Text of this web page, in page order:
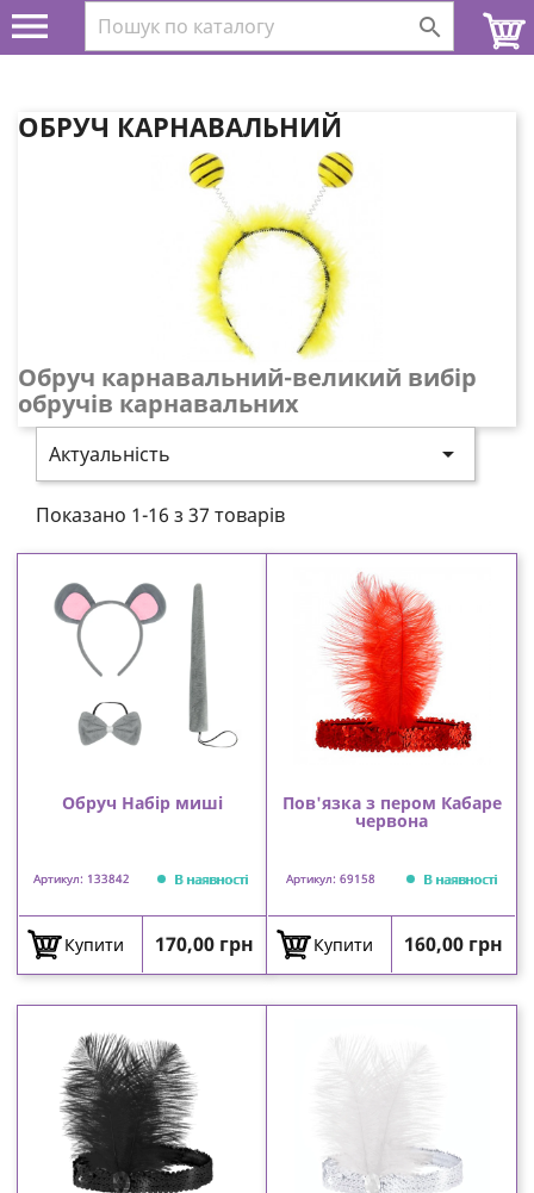
 
ОБРУЧ КАРНАВАЛЬНИЙ
Обруч карнавальний-великий вибір
обручів карнавальних
Актуальність 
Показано 1-16 з 37 товарів
Обруч Набір миші
Артикул: 133842 В наявності
Купити Ціна
170,00 грн
Пов'язка з пером Кабаре
червона
Артикул: 69158 В наявності
Купити Ціна
160,00 грн